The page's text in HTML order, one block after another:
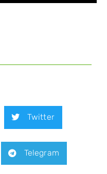
Twitter
Telegram